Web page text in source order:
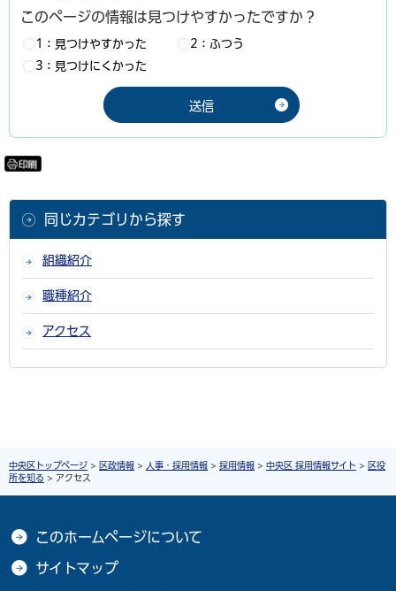
このページの情報は見つけやすかったですか？
1：見つけやすかった
2：ふつう
3：見つけにくかった
同じカテゴリから探す
組織紹介
職種紹介
アクセス
中央区トップページ > 区政情報 > 人事・採用情報 > 採用情報 > 中央区 採用情報サイト > 区役
所を知る > アクセス
このホームページについて
サイトマップ